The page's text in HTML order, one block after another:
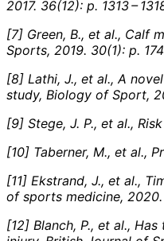
2017. 36(12): p. 1313 –
[7] Green, B., et al., Calf
Sports, 2019. 30(1): p. 174
[8] Lathi, J., et al., A
study, Biology of Sport,
[9] Stege, J. P., et al.,
[10] Taberner, M., et al.,
[11] Ekstrand, J., et al.,
of sports medicine,
[12] Blanch, P., et al.,